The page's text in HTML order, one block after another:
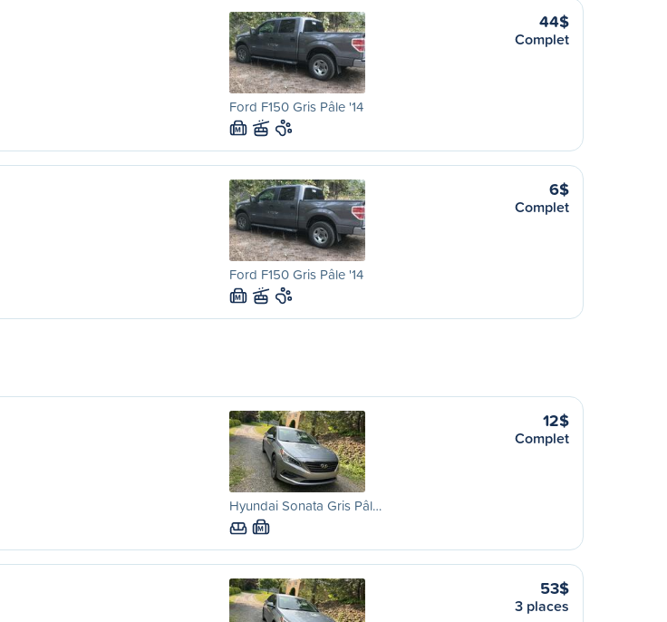
Ford F150 Gris Pâle '14
M
44$
Complet
Ford F150 Gris Pâle '14
M
6$
Complet
Hyundai Sonata Gris Pâl…
M
12$
Complet
53$
3 places